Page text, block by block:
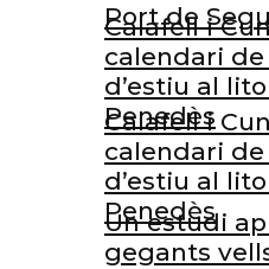
Calafell i
calendari
d’estiu al
Penedès
Un estudi
gegants
Port de
Calafell i
calendari
d’estiu al
Penedès